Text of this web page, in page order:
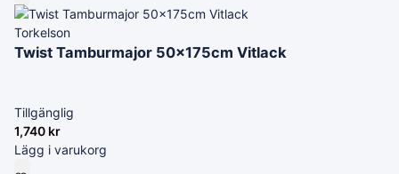
Torkelson
Twist Tamburmajor 50x175cm Vitlack
Tillgänglig
1,740 kr
Lägg i varukorg